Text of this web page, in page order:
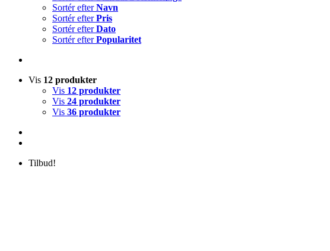
Sortér efterNavn
Sortér efterPris
Sortér efterDato
Sortér efterPopularitet
Vis 12 produkter
Vis 12 produkter
Vis 24 produkter
Vis 36 produkter
Tilbud!